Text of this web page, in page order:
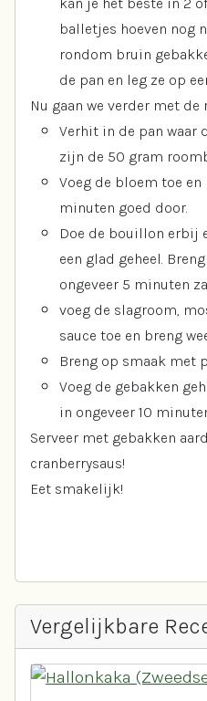
balletjes hoeven nog
rondom bruin
de pan en leg ze op
Nu gaan we verder met de
Verhit in de pan waar
zijn de 50 gram
Voeg de bloem toe en
minuten goed door.
Doe de bouillon erbij
een glad geheel.
ongeveer 5 minuten
voeg de slagroom,
sauce toe en breng
Breng op smaak met
Voeg de gebakken
in ongeveer 10
Serveer met gebakken
cranberrysaus!
Eet smakelijk!
Vergelijkbare